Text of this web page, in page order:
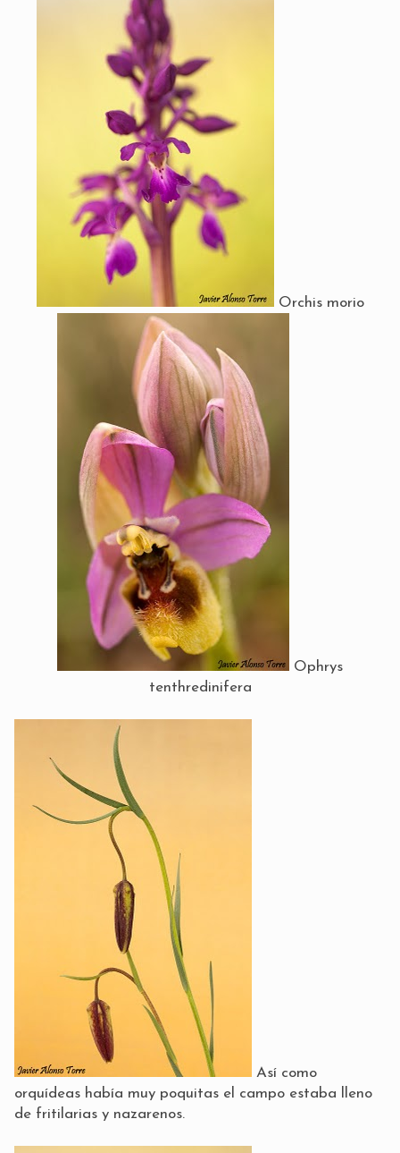
Orchis morio
Ophrys
tenthredinifera
Así como
orquídeas había muy poquitas el campo estaba lleno
de fritilarias y nazarenos.